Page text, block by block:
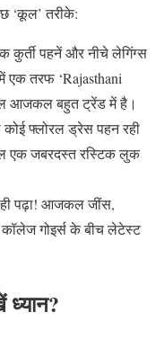
‘कूल’ तरीके:
कुर्ती पहनें और नीचे लेगिंग्स
एक तरफ ‘Rajasthani
आजकल बहुत ट्रेंड में है।
फ्लोरल ड्रेस पहन रही
एक जबरदस्त रस्टिक लुक
पढ़ा! आजकल जींस,
गोइर्स के बीच लेटेस्ट